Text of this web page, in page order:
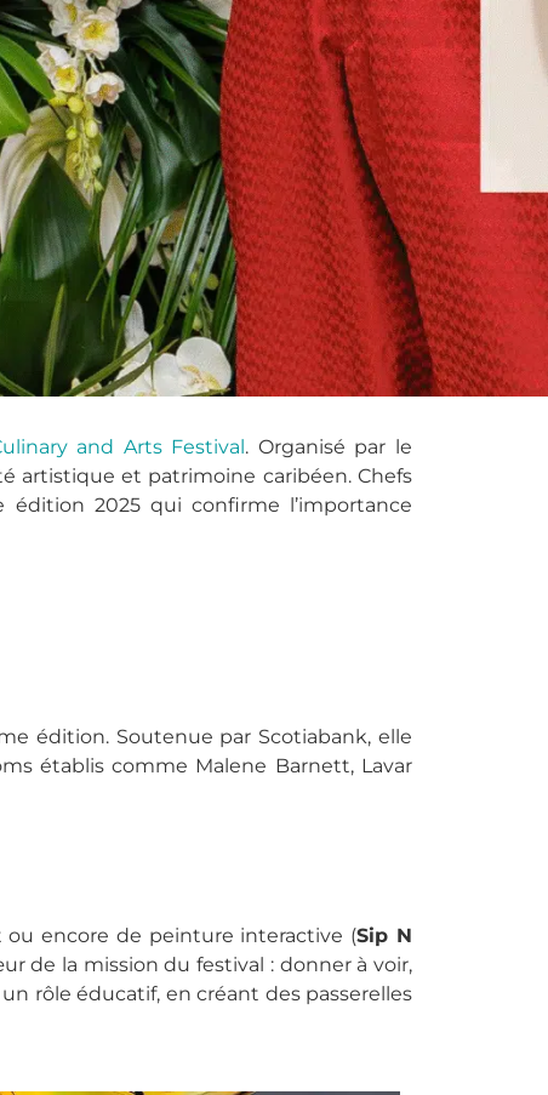
and Arts Festival. Organisé par le
artistique et patrimoine caribéen. Chefs
2025 qui confirme l’importance
édition. Soutenue par Scotiabank, elle
établis comme Malene Barnett, Lavar
encore de peinture interactive (Sip N
de la mission du festival : donner à voir,
rôle éducatif, en créant des passerelles